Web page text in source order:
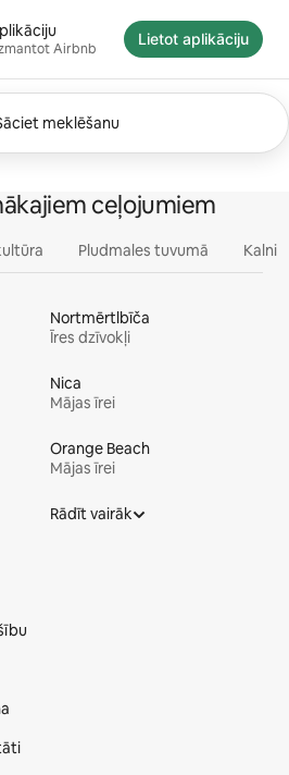
Airbnb
Lietot aplikāciju
meklēšanu
rāda: Jebkurā laikā. Mainiet
Piedzīvojumi
ceļojumiem
Pludmales tuvumā Kalni
Nortmērtlbīča
Īres dzīvokļi
Nica
Mājas īrei
Orange Beach
Mājas īrei
Rādīt vairāk